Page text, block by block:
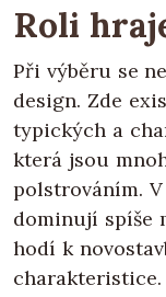
Roli
Při výběru se
design. Zde
typických a
která jsou
polstrováním.
dominují spíše
hodí k
charakteristice.